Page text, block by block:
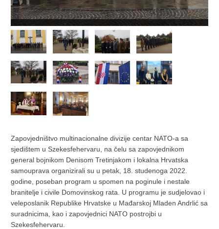
Zapovjedništvo multinacionalne divizije centar NATO-a sa
sjedištem u Szekesfehervaru, na čelu sa zapovjednikom
general bojnikom Denisom Tretinjakom i lokalna Hrvatska
samouprava organizirali su u petak, 18. studenoga 2022.
godine, poseban program u spomen na poginule i nestale
branitelje i civile Domovinskog rata. U programu je sudjelovao i
veleposlanik Republike Hrvatske u Mađarskoj Mladen Andrlić sa
suradnicima, kao i zapovjednici NATO postrojbi u
Szekesfehervaru.